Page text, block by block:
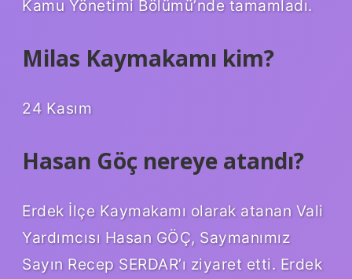
Kamu Yönetimi Bölümü’nde tamamladı.
Milas Kaymakamı kim?
24 Kasım
Hasan Göç nereye atandı?
Erdek İlçe Kaymakamı olarak atanan Vali
Yardımcısı Hasan GÖÇ, Saymanımız
Sayın Recep SERDAR’ı ziyaret etti. Erdek